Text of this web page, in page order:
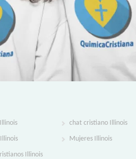
chat cristiano Illinois
Mujeres Illinois
Illinois